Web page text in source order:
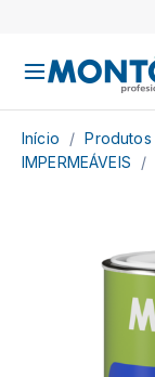
Início / Produtos
IMPERMEÁVEIS
/